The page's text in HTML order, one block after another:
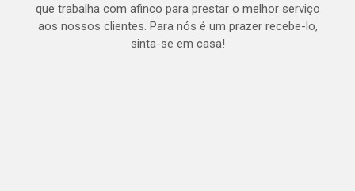
que trabalha com afinco para prestar o melhor serviço
aos nossos clientes. Para nós é um prazer recebe-lo,
sinta-se em casa!